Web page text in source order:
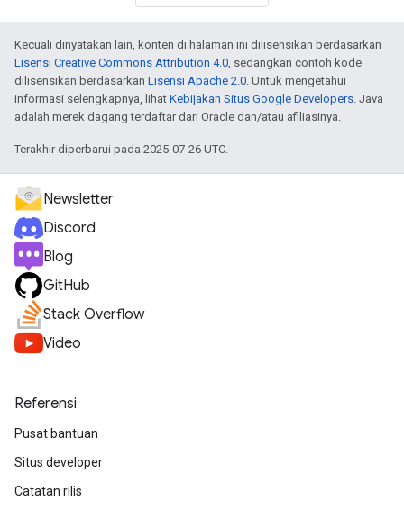
Kecuali dinyatakan lain, konten di halaman ini dilisensikan berdasarkan
Lisensi Creative Commons Attribution 4.0, sedangkan contoh kode
dilisensikan berdasarkan Lisensi Apache 2.0. Untuk mengetahui
informasi selengkapnya, lihat Kebijakan Situs Google Developers. Java
adalah merek dagang terdaftar dari Oracle dan/atau afiliasinya.
Terakhir diperbarui pada 2025-07-26 UTC.
Newsletter
Discord
Blog
GitHub
Stack Overflow
Video
Referensi
Pusat bantuan
Situs developer
Catatan rilis